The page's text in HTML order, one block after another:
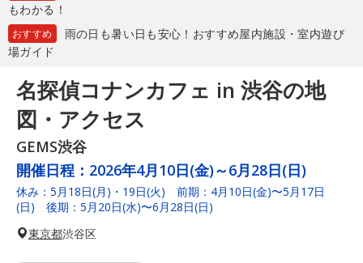
もわかる！
おすすめ
雨の日も暑い日も安心！おすすめ屋内施設・室内遊び
場ガイド
名探偵コナンカフェ in 渋谷の地
図・アクセス
GEMS渋谷
開催日程： 2026年4月10日(金)～6月28日(日)
休み：5月18日(月)・19日(火) 前期：4月10日(金)〜5月17日
(日) 後期：5月20日(水)〜6月28日(日)
東京都渋谷区